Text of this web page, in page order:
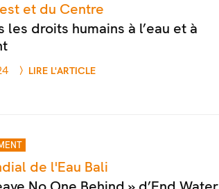
et du Centre
les droits humains à l’eau et à
LIRE L'ARTICLE
de l'Eau Bali